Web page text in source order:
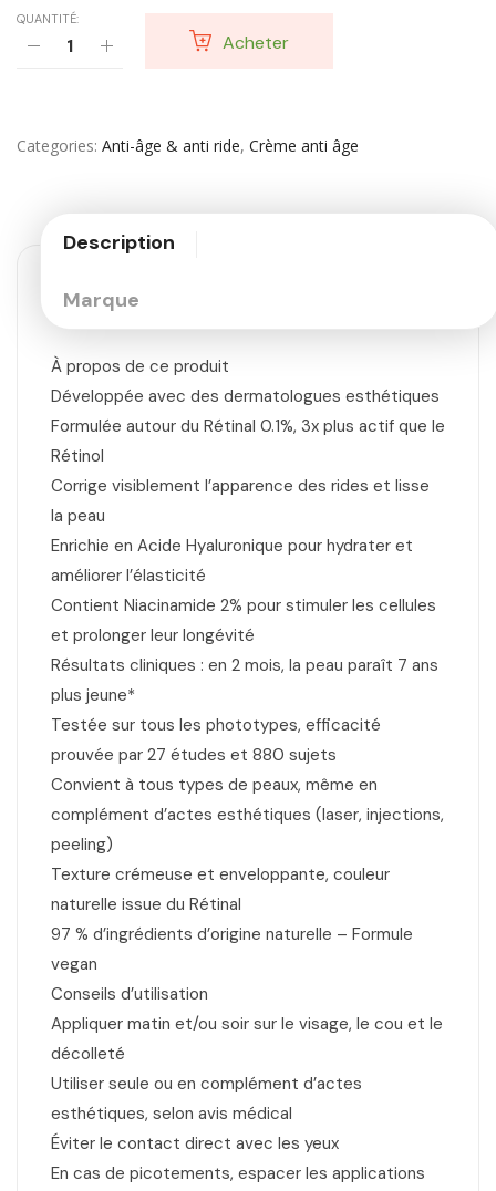
QUANTITÉ:
Acheter
Categories Anti-âge & anti ride, Crème anti âge
Description
Marque
À propos de ce produit
Développée avec des dermatologues esthétiques
Formulée autour du Rétinal 0.1%, 3x plus actif que le
Rétinol
Corrige visiblement l’apparence des rides et lisse
la peau
Enrichie en Acide Hyaluronique pour hydrater et
améliorer l’élasticité
Contient Niacinamide 2% pour stimuler les cellules
et prolonger leur longévité
Résultats cliniques : en 2 mois, la peau paraît 7 ans
plus jeune*
Testée sur tous les phototypes, efficacité
prouvée par 27 études et 880 sujets
Convient à tous types de peaux, même en
complément d’actes esthétiques (laser, injections,
peeling)
Texture crémeuse et enveloppante, couleur
naturelle issue du Rétinal
97 % d’ingrédients d’origine naturelle – Formule
vegan
Conseils d’utilisation
Appliquer matin et/ou soir sur le visage, le cou et le
décolleté
Utiliser seule ou en complément d’actes
esthétiques, selon avis médical
Éviter le contact direct avec les yeux
En cas de picotements, espacer les applications